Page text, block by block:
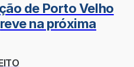
de Porto Velho
na próxima